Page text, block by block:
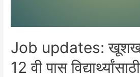
Job updates:
12 वी पास